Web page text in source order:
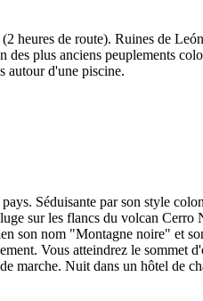
heures de route). Ruines de
plus anciens peuplements
autour d'une piscine.
Séduisante par son style
sur les flancs du volcan
son nom "Montagne noire" et
Vous atteindrez le sommet
marche. Nuit dans un hôtel de